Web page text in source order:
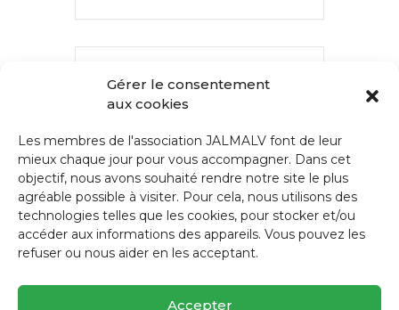
Gérer le consentement
aux cookies
Les membres de l'association JALMALV font de leur
mieux chaque jour pour vous accompagner. Dans cet
objectif, nous avons souhaité rendre notre site le plus
agréable possible à visiter. Pour cela, nous utilisons des
technologies telles que les cookies, pour stocker et/ou
accéder aux informations des appareils. Vous pouvez les
refuser ou nous aider en les acceptant.
Accepter
L'ÉVÉNEMENT EST TERMINÉ.
PARTAGEZ CET ÉVÉNEMENT